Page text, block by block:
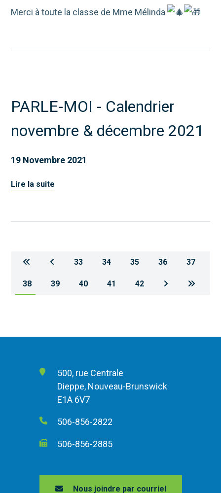
Merci à toute la classe de Mme Mélinda
PARLE-MOI - Calendrier
novembre & décembre 2021
19 Novembre 2021
Lire la suite
33 34 35 36 37
38 39 40 41 42
500, rue Centrale
Dieppe, Nouveau-Brunswick
E1A 6V7
506-856-2822
506-856-2885
Nous joindre par courriel